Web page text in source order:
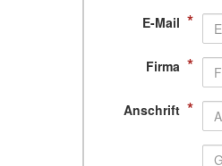
E-Mail *
Firma *
Anschrift *